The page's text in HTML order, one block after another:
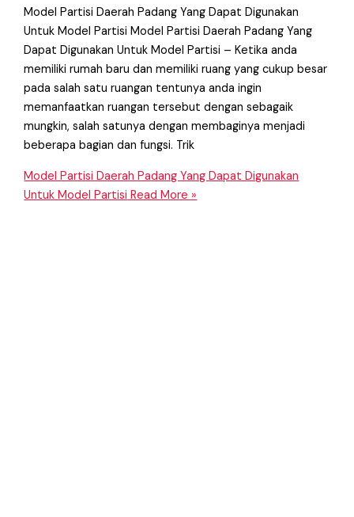
Model Partisi Daerah Padang Yang Dapat Digunakan
Untuk Model Partisi Model Partisi Daerah Padang Yang
Dapat Digunakan Untuk Model Partisi – Ketika anda
memiliki rumah baru dan memiliki ruang yang cukup besar
pada salah satu ruangan tentunya anda ingin
memanfaatkan ruangan tersebut dengan sebagaik
mungkin, salah satunya dengan membaginya menjadi
beberapa bagian dan fungsi. Trik
Model Partisi Daerah Padang Yang Dapat Digunakan
Untuk Model Partisi Read More »